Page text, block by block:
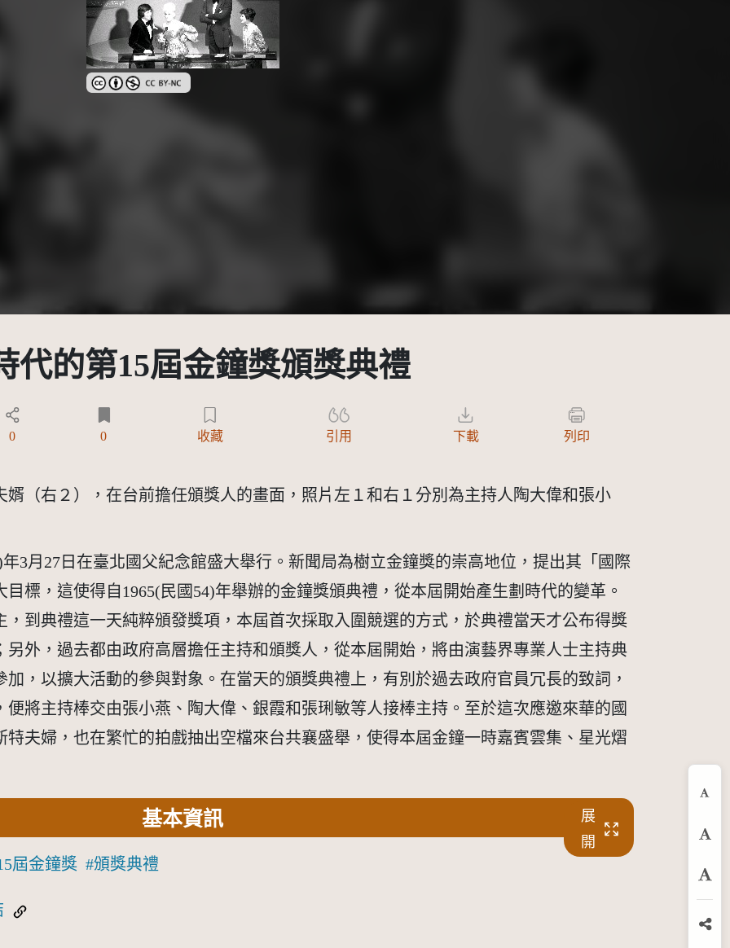
創用CC姓名標示-非商業性 3.0 台灣及其後版本(CC BY-NC 3.0 TW +)
代的第15屆金鐘獎頒獎典禮
BY-ND 3.0 TW +)
0 0 收藏 引用 下載 列印
（右２），在台前擔任頒獎人的畫面，照片左１和右１分別為主持人陶大偉和張小
3月27日在臺北國父紀念館盛大舉行。新聞局為樹立金鐘獎的崇高地位，提出其「國際
標，這使得自1965(民國54)年舉辦的金鐘獎頒典禮，從本屆開始產生劃時代的變革。
到典禮這一天純粹頒發獎項，本屆首次採取入圍競選的方式，於典禮當天才公布得獎
外，過去都由政府高層擔任主持和頒獎人，從本屆開始，將由演藝界專業人士主持典
，以擴大活動的參與對象。在當天的頒獎典禮上，有別於過去政府官員冗長的致詞，
將主持棒交由張小燕、陶大偉、銀霞和張琍敏等人接棒主持。至於這次應邀來華的國
夫婦，也在繁忙的拍戲抽出空檔來台共襄盛舉，使得本屆金鐘一時嘉賓雲集、星光熠
基本資訊
展
開
屆金鐘獎 頒獎典禮
放
分